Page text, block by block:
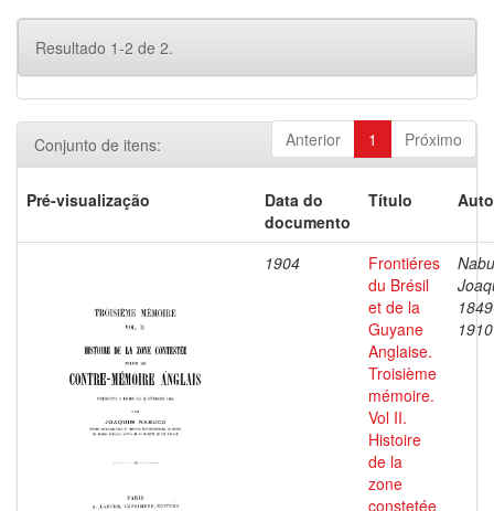
Resultado 1-2 de 2.
Anterior 1 Próximo
Conjunto de itens:
Pré-visualização
Data do
documento
Título
1904
Frontiéres
du Brésil
et de la
Guyane
Anglaise.
Troisième
mémoire.
Vol II.
Histoire
de la
zone
constetée
1910